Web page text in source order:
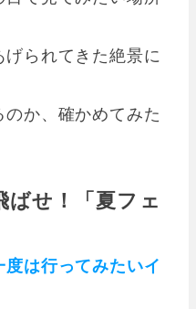
られてきた絶景に
か、確かめてみた
ばせ！「夏フェ
は行ってみたいイ